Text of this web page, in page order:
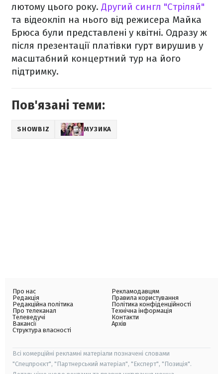
лютому цього року. Другий сингл "Стріляй"
та відеокліп на нього від режисера Майка
Брюса були представлені у квітні. Одразу ж
після презентації платівки гурт вирушив у
масштабний концертний тур на його
підтримку.
Пов'язані теми:
SHOWBIZ МУЗИКА
Про нас
Редакція
Редакційна політика
Про телеканал
Телеведучі
Вакансії
Структура власності
Рекламодавцям
Правила користування
Політика конфіденційності
Технічна інформація
Контакти
Архів
Всі комерційні рекламні матеріали позначені словами
"Спецпроєкт", "Партнерський матеріал", "Експерт", "Позиція".